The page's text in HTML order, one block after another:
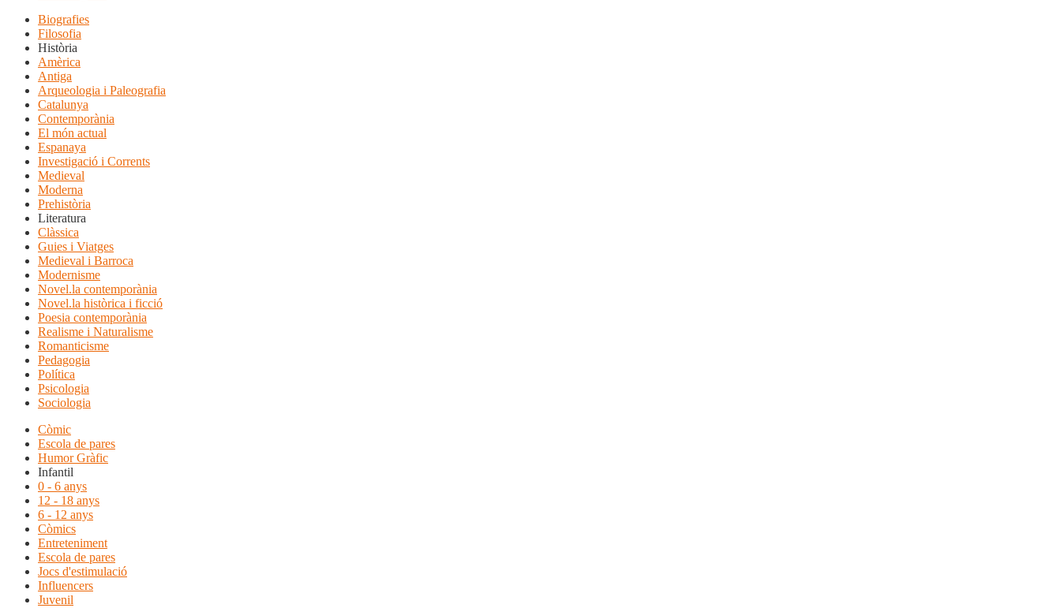
Biografies
Filosofia
Història
Amèrica
Antiga
Arqueologia i Paleografia
Catalunya
Contemporània
El món actual
Espanaya
Investigació i Corrents
Medieval
Moderna
Prehistòria
Literatura
Clàssica
Guies i Viatges
Medieval i Barroca
Modernisme
Novel.la contemporània
Novel.la històrica i ficció
Poesia contemporània
Realisme i Naturalisme
Romanticisme
Pedagogia
Política
Psicologia
Sociologia
Còmic
Escola de pares
Humor Gràfic
Infantil
0 - 6 anys
12 - 18 anys
6 - 12 anys
Còmics
Entreteniment
Escola de pares
Jocs d'estimulació
Influencers
Juvenil